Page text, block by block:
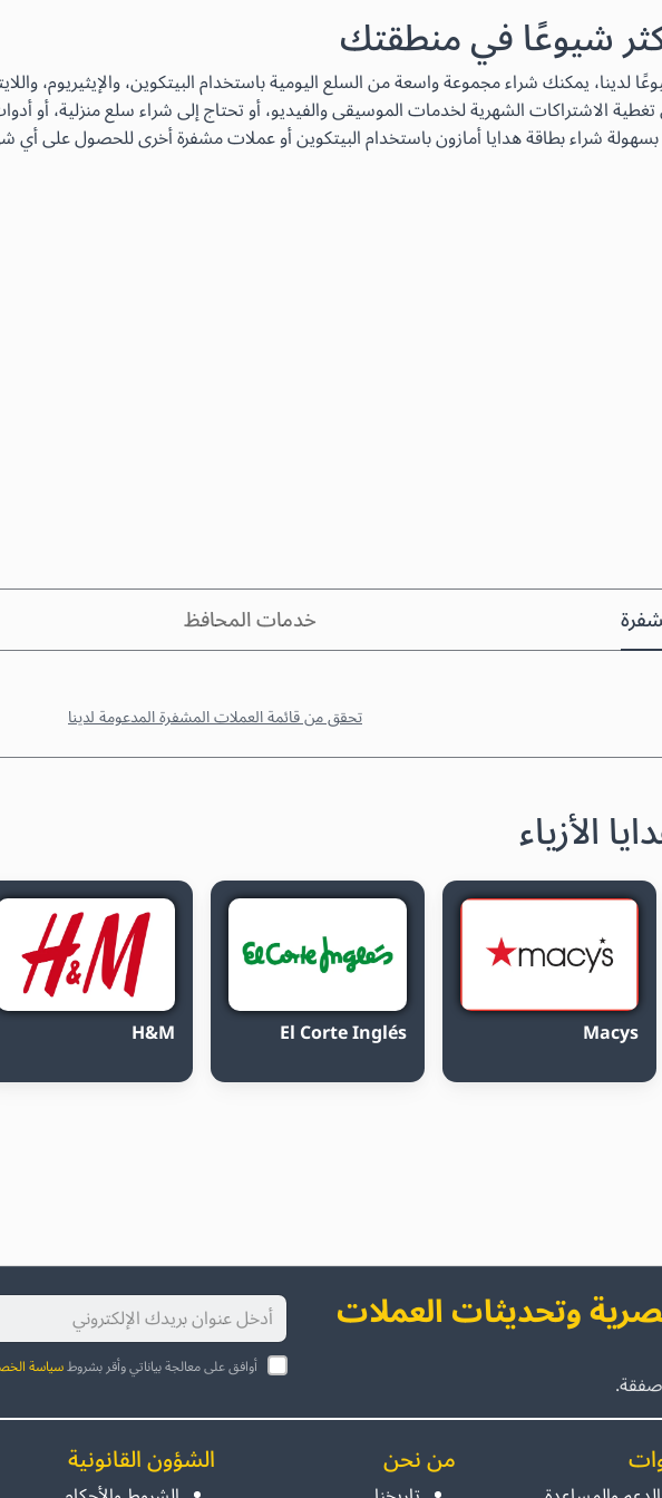
شيوعًا في منطقتك
الاشتراكات الشهرية لخدمات الموسيقى والفيديو، أو تحتاج إلى شراء سلع منزلية، أو
شراء بطاقة هدايا أمازون باستخدام البيتكوين أو عملات مشفرة أخرى للحصول على أي
خدمات المحافظ
تحقق من قائمة العملات المشفرة المدعومة لدينا
الأزياء
Macys
El Corte Inglés
H&M
وتحديثات العملات
أوافق على معالجة بياناتي وأقر بشروطسياسة
من نحن الشؤون القانونية